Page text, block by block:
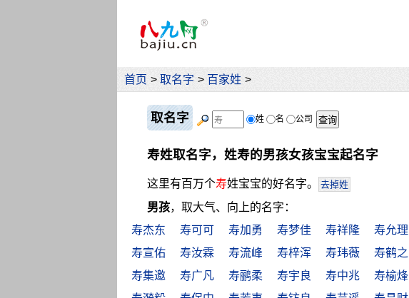
首页 > 取名字 > 百家姓 >
取名字 姓 名 公司
寿姓取名字，姓寿的男孩女孩宝宝起名字
这里有百万个寿姓宝宝的好名字。 去掉姓
男孩，取大气、向上的名字：
寿杰东
寿可可 寿加勇 寿梦佳 寿祥隆 寿允理
寿宣佑
寿汝霖 寿流峰 寿梓浑 寿玮薇 寿鹤之
寿集邀
寿广凡 寿鹂柔 寿宇良 寿中兆 寿榆烽